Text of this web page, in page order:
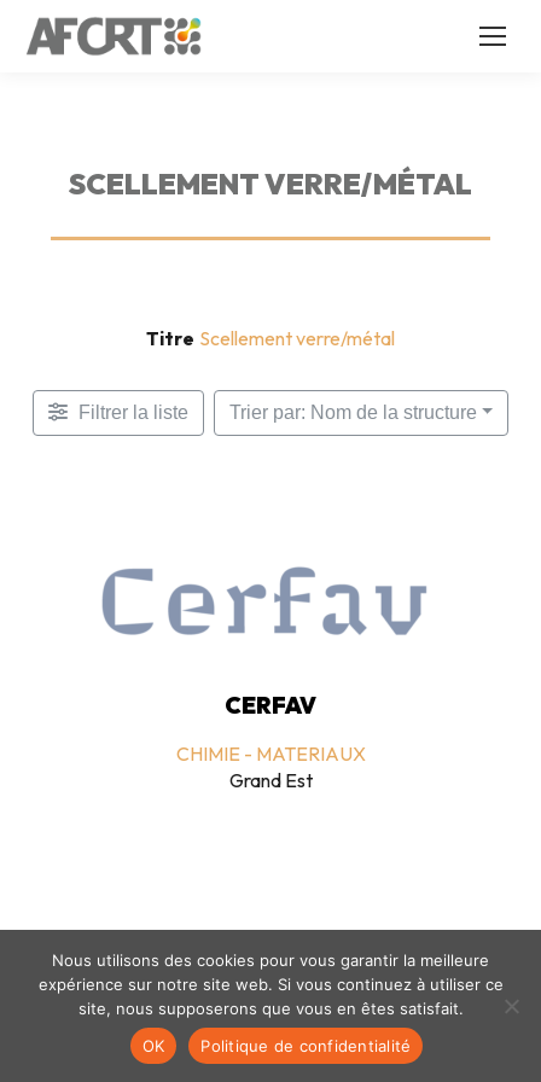
SCELLEMENT VERRE/MÉTAL
Titre Scellement verre/métal
Filtrer la liste Trier par: Nom de la structure
CERFAV
CHIMIE - MATERIAUX
Grand Est
Mentions légales- politique de confidentialité- © coclico 2026
Nous utilisons des cookies pour vous garantir la meilleure
expérience sur notre site web. Si vous continuez à utiliser ce
site, nous supposerons que vous en êtes satisfait.
OK
Politique de confidentialité